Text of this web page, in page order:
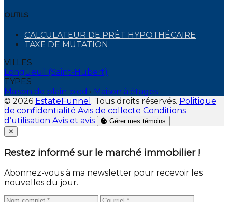
OUTILS
CALCULATEUR DE PRÊT HYPOTHÉCAIRE
TAXE DE MUTATION
VILLES
Longueuil (Saint-Hubert)
TYPES
Maison de plain-pied • Maison à étages
© 2026 EstateFunnel . Tous droits réservés. Politique
de confidentialité Avis de collecte Conditions
d’utilisation Avis et avis
Gérer mes témoins
Close
✕
Restez informé sur le marché immobilier !
Abonnez-vous à ma newsletter pour recevoir les
nouvelles du jour.